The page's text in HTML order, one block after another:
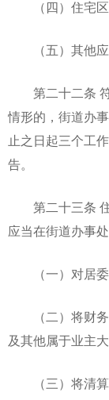
（四）住宅区
（五）其他应
第二十二条 符
情形的，街道办
止之日起三个工
告。
第二十三条 住
应当在街道办事
（一）对居委
（二）将财务
及其他属于业主
（三）将清算